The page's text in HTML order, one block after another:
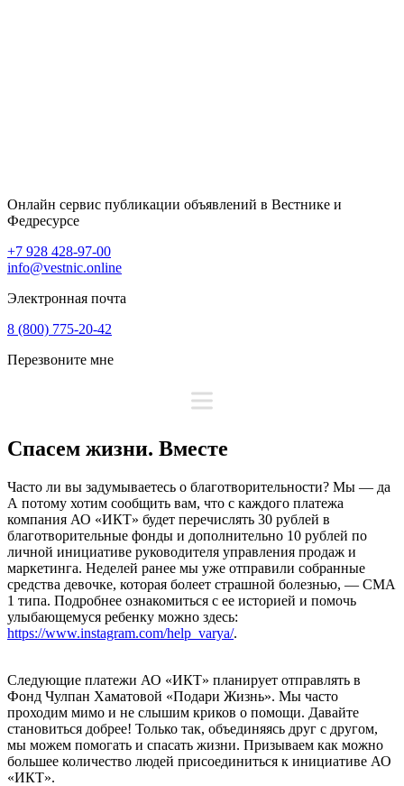
Онлайн сервис публикации объявлений в Вестнике и
Федресурсе
+7 928 428-97-00
info@vestnic.online
Электронная почта
8 (800) 775-20-42
Перезвоните мне
Спасем жизни. Вместе
Часто ли вы задумываетесь о благотворительности? Мы — да
А потому хотим сообщить вам, что с каждого платежа
компания АО «ИКТ» будет перечислять 30 рублей в
благотворительные фонды и дополнительно 10 рублей по
личной инициативе руководителя управления продаж и
маркетинга. Неделей ранее мы уже отправили собранные
средства девочке, которая болеет страшной болезнью, — СМА
1 типа. Подробнее ознакомиться с ее историей и помочь
улыбающемуся ребенку можно здесь:
https://www.instagram.com/help_varya/.
Следующие платежи АО «ИКТ» планирует отправлять в
Фонд Чулпан Хаматовой «Подари Жизнь». Мы часто
проходим мимо и не слышим криков о помощи. Давайте
становиться добрее! Только так, объединяясь друг с другом,
мы можем помогать и спасать жизни. Призываем как можно
большее количество людей присоединиться к инициативе АО
«ИКТ».